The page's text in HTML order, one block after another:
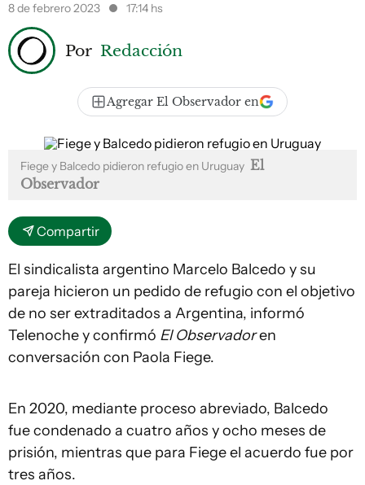
8 de febrero 2023
17:14 hs
Por Redacción
Agregar El Observador en
Fiege y Balcedo pidieron refugio en Uruguay El
Observador
Compartir
El sindicalista argentino Marcelo Balcedo y su
pareja hicieron un pedido de refugio con el objetivo
de no ser extraditados a Argentina, informó
Telenoche y confirmó El Observadoren
conversación con Paola Fiege.
En 2020, mediante proceso abreviado, Balcedo
fue condenado a cuatro años y ocho meses de
prisión, mientras que para Fiege el acuerdo fue por
tres años.